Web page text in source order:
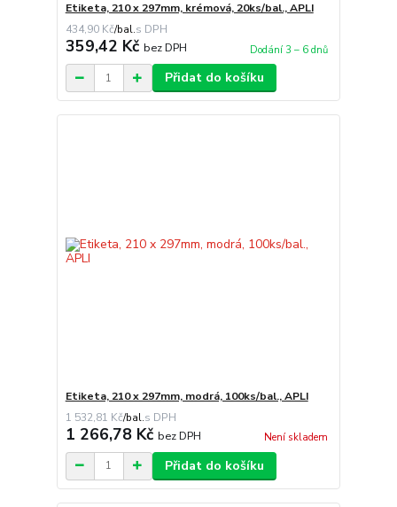
Etiketa, 210 x 297mm, krémová, 20ks/bal., APLI
434,90 Kč/bal.
359,42 Kč bez DPH Dodání 3 – 6 dnů
Přidat do košíku
Etiketa, 210 x 297mm, modrá, 100ks/bal., APLI
1 532,81 Kč/bal.
1 266,78 Kč bez DPH Není skladem
Přidat do košíku